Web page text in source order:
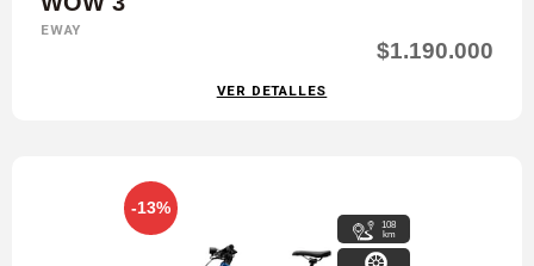
EWAY
$1.190.000
VER DETALLES
-13%
108
km